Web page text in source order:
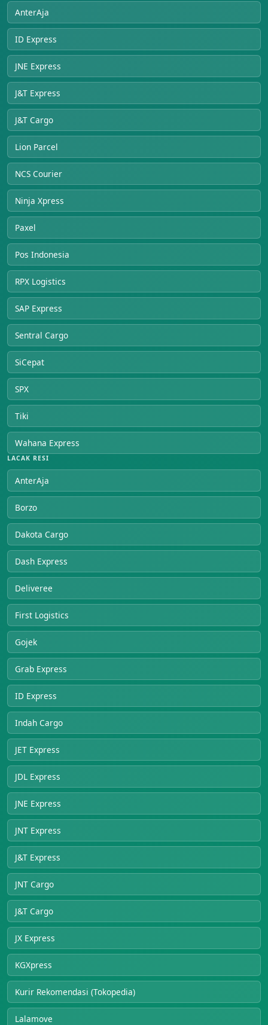
AnterAja
ID Express
JNE Express
J&T Express
J&T Cargo
Lion Parcel
NCS Courier
Ninja Xpress
Paxel
Pos Indonesia
RPX Logistics
SAP Express
Sentral Cargo
SiCepat
SPX
Tiki
Wahana Express
LACAK RESI
AnterAja
Borzo
Dakota Cargo
Dash Express
Deliveree
First Logistics
Gojek
Grab Express
ID Express
Indah Cargo
JET Express
JDL Express
JNE Express
JNT Express
J&T Express
JNT Cargo
J&T Cargo
JX Express
KGXpress
Kurir Rekomendasi (Tokopedia)
Lalamove